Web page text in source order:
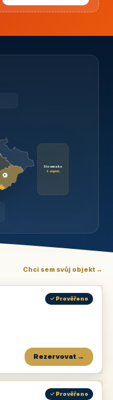
Slovensko
6 objektů
6
Chci sem svůj objekt →
✓ Prověřeno
Rezervovat →
✓ Prověřeno